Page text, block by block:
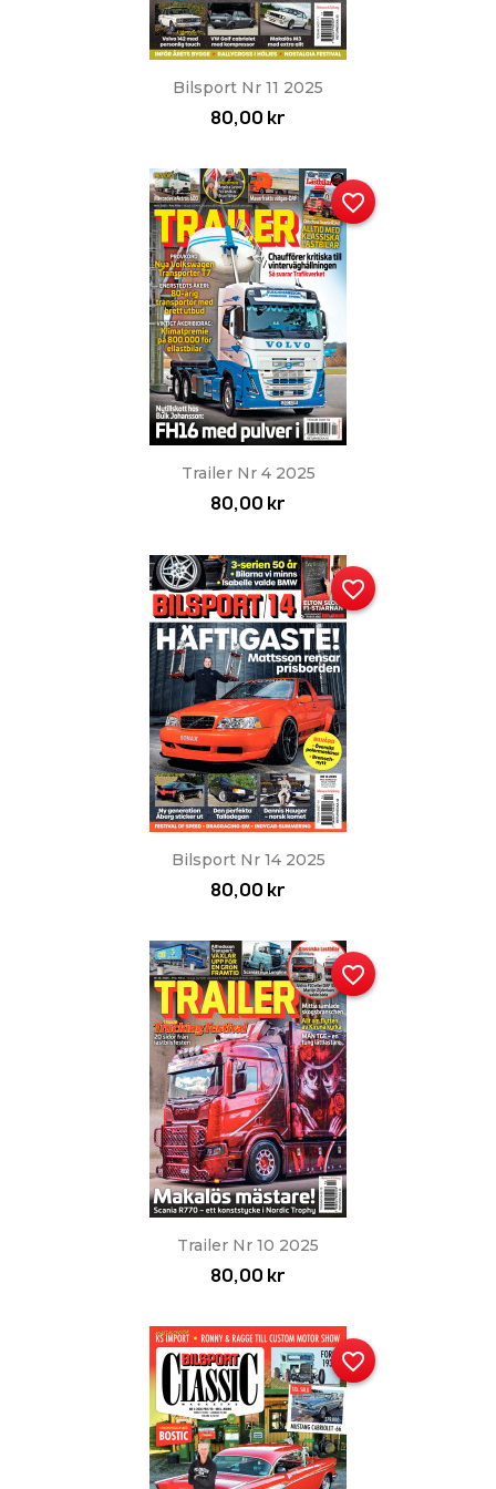
Bilsport Nr 11 2025
80,00 kr
Trailer Nr 4 2025
80,00 kr
favorite_border
Bilsport Nr 14 2025
80,00 kr
favorite_border
Trailer Nr 10 2025
80,00 kr
favorite_border
favorite_border